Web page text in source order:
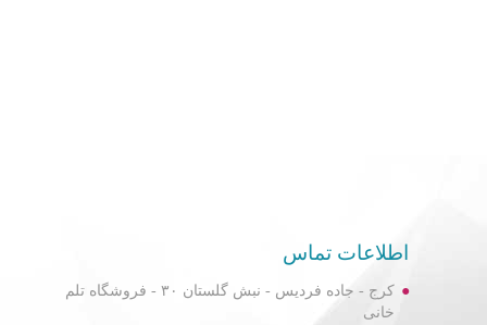
اطلاعات تماس
کرج - جاده فردیس - نبش گلستان ۳۰ - فروشگاه تلم
خانی